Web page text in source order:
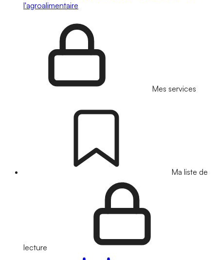
l'agroalimentaire
Mes services
Ma liste de
lecture